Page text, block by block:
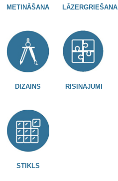
METINĀŠANA LĀZERGRIEŠANA
DIZAINS RISINĀJUMI
STIKLS